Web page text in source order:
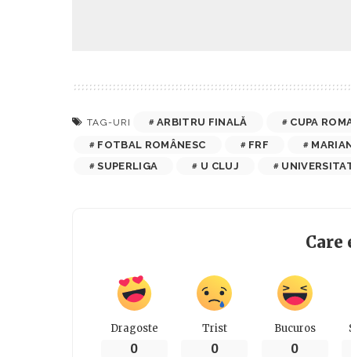
TAG-URI ARBITRU FINALĂ
CUPA
FOTBAL ROMÂNESC
FRF
SUPERLIGA
U CLUJ
Care
Dragoste
0
Trist
0
Bucuros
0